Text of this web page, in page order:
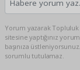
Yorum yazarak
sitesine yaptığınız
başınıza
sorumlu tutulamaz.